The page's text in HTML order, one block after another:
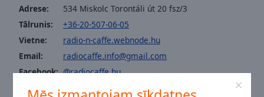
Area
Background
Color
Adrese:
534 Miskolc Torontáli út 20 fsz/3
Tālrunis:
+36-20-507-06-05
Vietne:
radio-n-caffe.webnode.hu
Email:
radiocaffe.info@gmail.com
Facebook: @radiocaffe.hu
Laiks pilsētā Miškolca : 09:52, 08.09.2026